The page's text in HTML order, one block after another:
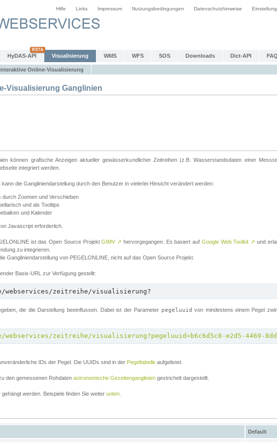
Hilfe Links Impressum Nutzungsbedingungen Datenschutzhinweise
HyDAS-API Visualisierung WMS WFS SOS Downloads Dict-API FAQ
Online-Visualisierung
Visualisierung Ganglinien
können grafische Anzeigen aktueller gewässerkundlicher Zeitreihen (z.B. Wasserstandsdaten einer
integriert werden.
kann die Gangliniendarstellung durch den Benutzer in vielerlei Hinsicht verändert werden:
durch Zoomen und Verschieben
und als Tooltips
und Kalender
Javascript erforderlich.
ist das Open Source ProjektGIMV ↗ hervorgegangen. Es basiert auf Google Web Toolkit ↗ und
zu integrieren.
Gangliniendarstellung von PEGELONLINE, nicht auf das Open Source Projekt.
Basis-URL zur Verfügung gestellt:
webservices/zeitreihe/visualisierung?
die die Darstellung beeinflussen. Dabei ist der Parameter pegeluuid von mindestens einem Pegel
zeitreihe/visualisierung?pegeluuid=b6c6d5c8-e2d5-4469-
IDs der Pegel. Die UUIDs sind in der Pegeltabelle aufgelistet.
den gemessenen Rohdaten astronomische Gezeitenganglinien gestrichelt dargestellt.
werden. Beispiele finden Sie weiter unten
Default